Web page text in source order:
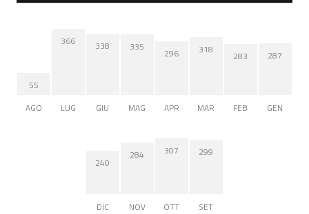
55
AGO
366
LUG
338
GIU
335
MAG
296
APR
318
MAR
283
FEB
287
GEN
240
DIC
284
NOV
307
OTT
299
SET